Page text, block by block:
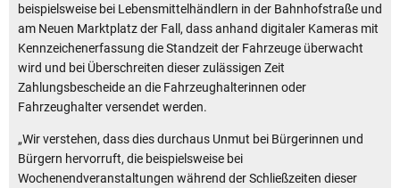
beispielsweise bei Lebensmittelhändlern in der Bahnhofstraße und
am Neuen Marktplatz der Fall, dass anhand digitaler Kameras mit
Kennzeichenerfassung die Standzeit der Fahrzeuge überwacht
wird und bei Überschreiten dieser zulässigen Zeit
Zahlungsbescheide an die Fahrzeughalterinnen oder
Fahrzeughalter versendet werden.
„Wir verstehen, dass dies durchaus Unmut bei Bürgerinnen und
Bürgern hervorruft, die beispielsweise bei
Wochenendveranstaltungen während der Schließzeiten dieser